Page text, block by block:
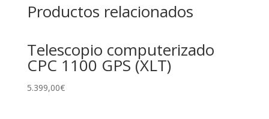
Productos relacionados
Telescopio computerizado
CPC 1100 GPS (XLT)
5.399,00€